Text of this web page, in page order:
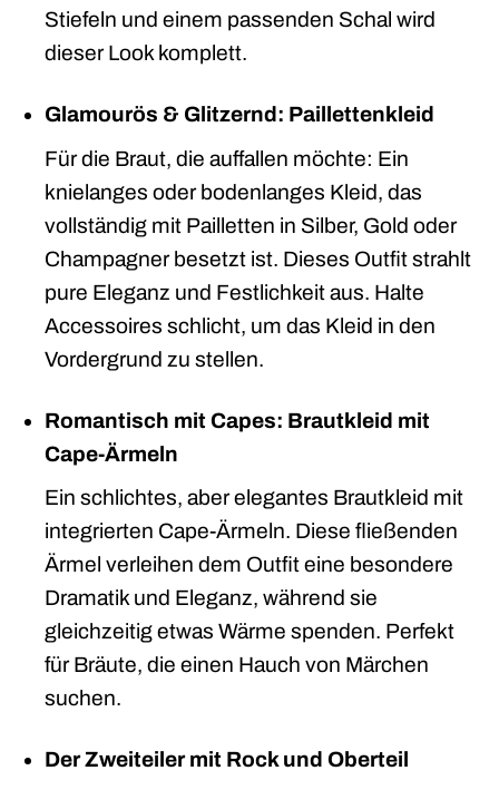
Stiefeln und einem passenden Schal wird
dieser Look komplett.
Glamourös & Glitzernd: Paillettenkleid
Für die Braut, die auffallen möchte: Ein
knielanges oder bodenlanges Kleid, das
vollständig mit Pailletten in Silber, Gold oder
Champagner besetzt ist. Dieses Outfit strahlt
pure Eleganz und Festlichkeit aus. Halte
Accessoires schlicht, um das Kleid in den
Vordergrund zu stellen.
Romantisch mit Capes: Brautkleid mit
Cape-Ärmeln
Ein schlichtes, aber elegantes Brautkleid mit
integrierten Cape-Ärmeln. Diese fließenden
Ärmel verleihen dem Outfit eine besondere
Dramatik und Eleganz, während sie
gleichzeitig etwas Wärme spenden. Perfekt
für Bräute, die einen Hauch von Märchen
suchen.
Der Zweiteiler mit Rock und Oberteil